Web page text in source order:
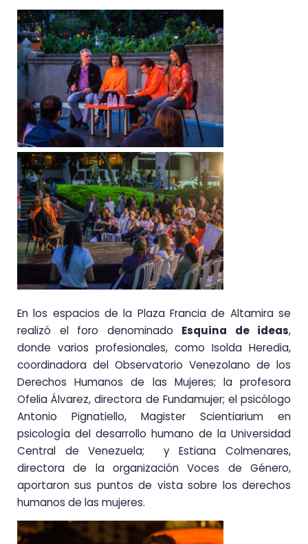
En los espacios de la Plaza Francia de Altamira se
realizó el foro denominado Esquina de ideas,
donde varios profesionales, como Isolda Heredia,
coordinadora del Observatorio Venezolano de los
Derechos Humanos de las Mujeres; la profesora
Ofelia Álvarez, directora de Fundamujer; el psicólogo
Antonio Pignatiello, Magister Scientiarium en
psicología del desarrollo humano de la Universidad
Central de Venezuela; y Estiana Colmenares,
directora de la organización Voces de Género,
aportaron sus puntos de vista sobre los derechos
humanos de las mujeres.